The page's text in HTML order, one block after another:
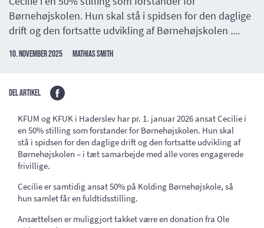
Del artikel
Børnehøjskolen. Hun skal stå i spidsen for den daglige
drift og den fortsatte udvikling af Børnehøjskolen ....
10. november 2025 Mathias Smith
KFUM og KFUK i Haderslev har pr. 1. januar 2026 ansat Cecilie i
en 50% stilling som forstander for Børnehøjskolen. Hun skal
stå i spidsen for den daglige drift og den fortsatte udvikling af
Børnehøjskolen – i tæt samarbejde med alle vores engagerede
frivillige.
Cecilie er samtidig ansat 50% på Kolding Børnehøjskole, så
hun samlet får en fuldtidsstilling.
Ansættelsen er muliggjort takket være en donation fra Ole